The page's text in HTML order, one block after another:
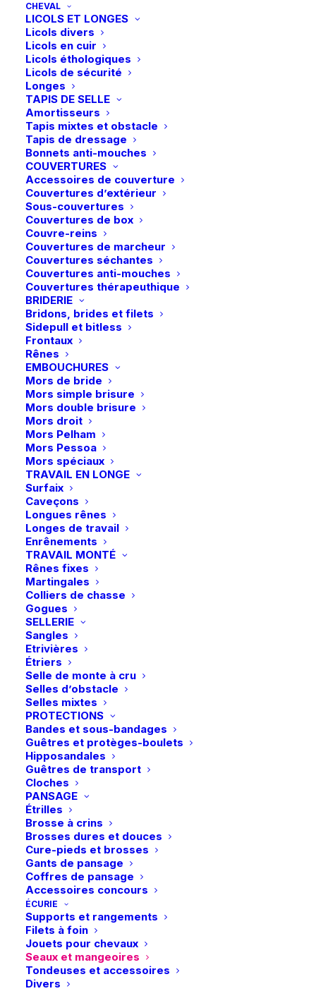
CHEVAL
LICOLS ET LONGES
Licols divers
Licols en cuir
Licols éthologiques
Licols de sécurité
Longes
TAPIS DE SELLE
Amortisseurs
Tapis mixtes et obstacle
Tapis de dressage
Bonnets anti-mouches
COUVERTURES
Accessoires de couverture
Couvertures d’extérieur
Sous-couvertures
Couvertures de box
Couvre-reins
Couvertures de marcheur
Couvertures séchantes
Couvertures anti-mouches
Couvertures thérapeuthique
BRIDERIE
Bridons, brides et filets
Sidepull et bitless
Frontaux
Rênes
EMBOUCHURES
Mors de bride
Mors simple brisure
Mors double brisure
Mors droit
Mors Pelham
Mors Pessoa
Mors spéciaux
TRAVAIL EN LONGE
Surfaix
Caveçons
Longues rênes
Longes de travail
Enrênements
TRAVAIL MONTÉ
Rênes fixes
Martingales
Colliers de chasse
Gogues
SELLERIE
Sangles
Etrivières
Étriers
Selle de monte à cru
Selles d’obstacle
Selles mixtes
PROTECTIONS
Bandes et sous-bandages
Guêtres et protèges-boulets
Hipposandales
Guêtres de transport
Cloches
PANSAGE
Étrilles
Brosse à crins
Brosses dures et douces
Cure-pieds et brosses
Gants de pansage
Coffres de pansage
Accessoires concours
ÉCURIE
Supports et rangements
Filets à foin
Jouets pour chevaux
Seaux et mangeoires
Tondeuses et accessoires
Divers
Accueil Boutique
Écurie
Waldhausen | Cuillère à mash – Gris
Waldhausen | Cuillère à mash – Gris
3,95 €
La cuillère à mash est très pratique pour mélanger le
mash.
En stock
quantité
de
Waldhausen
|
Cuillère
à
mash
-
Gris
Livraison gratuite à partir de 99 euros
Échange gratuit pendant 14 jours
Retrait gratuit en magasin
Paiement rapide et sécurisé
Description
Détails
Vous aimerez peut-être aussi
CHOIX DES OPTIONS
Ce
produit
a
plusieurs
variations.
Les
options
peuvent
être
choisies
sur
la
page
du
produit
Eskadron | Couverture
polaire Fleece Stamp
Bit Platinum 25 –
Golden Yellow
104,95 €